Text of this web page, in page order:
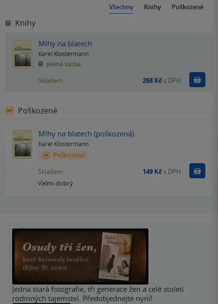
Všechny Knihy Poškozené
Knihy
Mlhy na blatech
Karel Klostermann
pevná vazba
Skladem 268 Kč s DPH
Poškozené
Mlhy na blatech (poškozená)
Karel Klostermann
Poškozené
Velmi dobrý
Skladem 149 Kč s DPH
Jedna stará fotografie, tři generace žen a celé století
rodinných tajemství. Předobjednejte nyní!